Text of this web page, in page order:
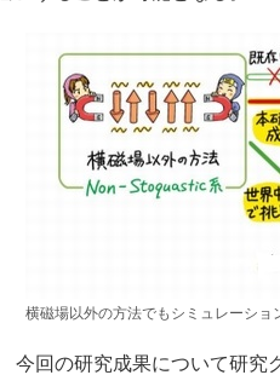
横磁場以外の方法でもシミュレーシ
今回の研究成果について研究